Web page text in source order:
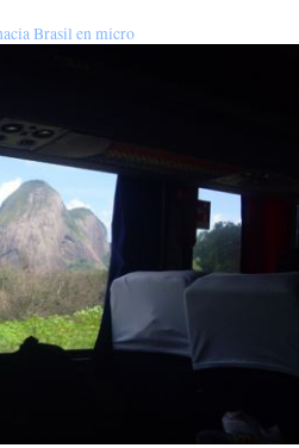
Brasil en micro